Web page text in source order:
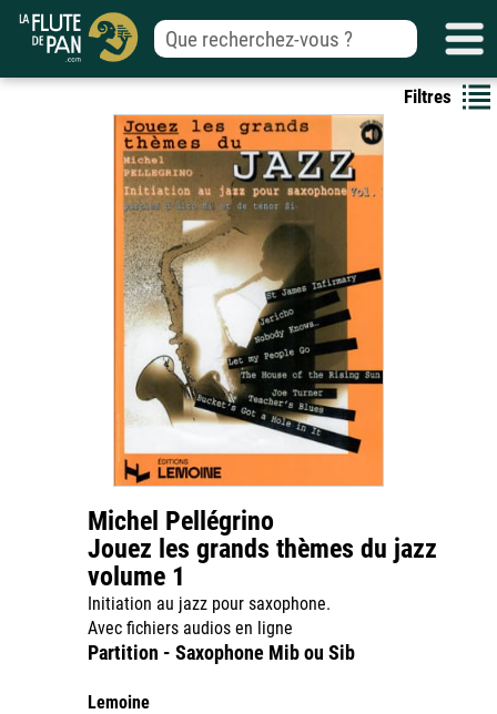
Filtres
Michel Pellégrino
Jouez les grands thèmes du jazz
volume 1
Initiation au jazz pour saxophone.
Avec fichiers audios en ligne
Partition - Saxophone Mib ou Sib
Lemoine